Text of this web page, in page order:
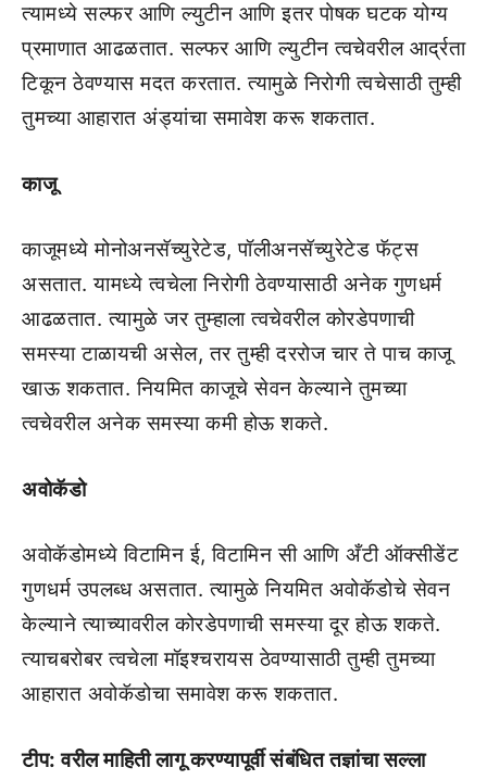
त्यामध्ये सल्फर आणि ल्युटीन आणि इतर पोषक घटक योग्य
प्रमाणात आढळतात. सल्फर आणि ल्युटीन त्वचेवरील आर्द्रता
टिकून ठेवण्यास मदत करतात. त्यामुळे निरोगी त्वचेसाठी तुम्ही
तुमच्या आहारात अंड्यांचा समावेश करू शकतात.
काजू
काजूमध्ये मोनोअनसॅच्युरेटेड, पॉलीअनसॅच्युरेटेड फॅट्स
असतात. यामध्ये त्वचेला निरोगी ठेवण्यासाठी अनेक गुणधर्म
आढळतात. त्यामुळे जर तुम्हाला त्वचेवरील कोरडेपणाची
समस्या टाळायची असेल, तर तुम्ही दररोज चार ते पाच काजू
खाऊ शकतात. नियमित काजूचे सेवन केल्याने तुमच्या
त्वचेवरील अनेक समस्या कमी होऊ शकते.
अवोकॅडो
अवोकॅडोमध्ये विटामिन ई, विटामिन सी आणि अँटी ऑक्सीडेंट
गुणधर्म उपलब्ध असतात. त्यामुळे नियमित अवोकॅडोचे सेवन
केल्याने त्याच्यावरील कोरडेपणाची समस्या दूर होऊ शकते.
त्याचबरोबर त्वचेला मॉइश्चरायस ठेवण्यासाठी तुम्ही तुमच्या
आहारात अवोकॅडोचा समावेश करू शकतात.
टीप: वरील माहिती लागू करण्यापूर्वी संबंधित तज्ञांचा सल्ला